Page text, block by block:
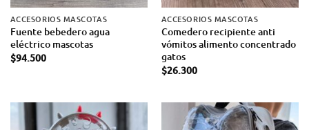
ACCESORIOS MASCOTAS
Fuente bebedero agua
eléctrico mascotas
$94.500
ACCESORIOS MASCOTAS
Comedero recipiente anti
vómitos alimento concentrado
gatos
$26.300